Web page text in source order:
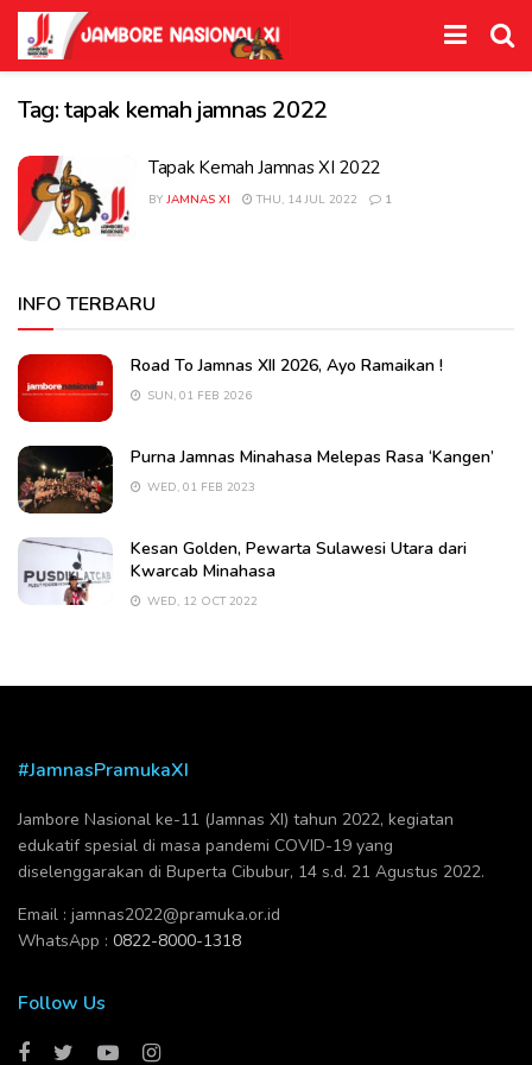
Tag:tapak kemah jamnas 2022
Tapak Kemah Jamnas XI 2022
BY JAMNAS XI THU, 14 JUL 2022 1
INFO TERBARU
Road To Jamnas XII 2026, Ayo Ramaikan !
SUN, 01 FEB 2026
Purna Jamnas Minahasa Melepas Rasa ‘Kangen’
WED, 01 FEB 2023
Kesan Golden, Pewarta Sulawesi Utara dari
Kwarcab Minahasa
WED, 12 OCT 2022
#JamnasPramukaXI
Jambore Nasional ke-11 (Jamnas XI) tahun 2022, kegiatan
edukatif spesial di masa pandemi COVID-19 yang
diselenggarakan di Buperta Cibubur, 14 s.d. 21 Agustus 2022.
Email : jamnas2022@pramuka.or.id
WhatsApp : 0822-8000-1318
Follow Us